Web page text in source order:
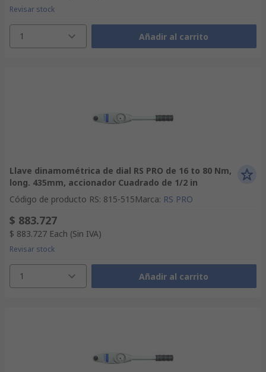
Revisar stock
1 Añadir al carrito
Llave dinamométrica de dial RS PRO de 16 to 80 Nm,
long. 435mm, accionador Cuadrado de 1/2 in
Código de producto RS: 815-515Marca: RS PRO
$ 883.727
$ 883.727 Each (Sin IVA)
Revisar stock
1 Añadir al carrito